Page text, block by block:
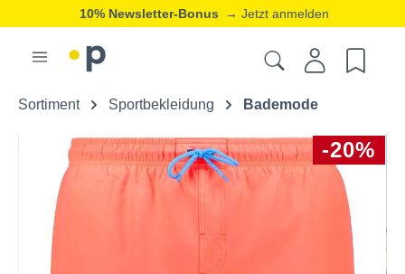
10% Newsletter-Bonus → Jetzt anmelden
Sortiment Sportbekleidung Bademode
-20%